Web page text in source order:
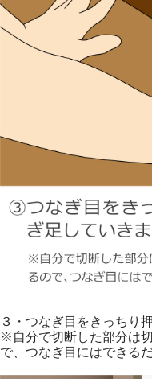
３・つなぎ目をきっちり
※自分で切断した部分は
で、つなぎ目にはできる